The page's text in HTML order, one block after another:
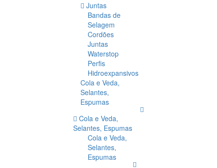
Juntas
Bandas de
Selagem
Cordões
Juntas
Waterstop
Perfis
Hidroexpansivos
Cola e Veda,
Selantes,
Espumas
Cola e Veda,
Selantes, Espumas
Cola e Veda,
Selantes,
Espumas